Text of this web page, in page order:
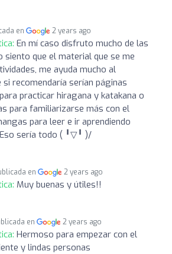
en 2 years ago
En mí caso disfruto mucho de las
siento que el material que se me
me ayuda mucho al
si recomendaría serían páginas
practicar hiragana y katakana o
para familiarizarse más con el
para leer e ir aprendiendo
sería todo (⁠ ⁠╹⁠▽⁠╹⁠ ⁠)/
en 2 years ago
Muy buenas y útiles!!
en 2 years ago
Hermoso para empezar con el
y lindas personas